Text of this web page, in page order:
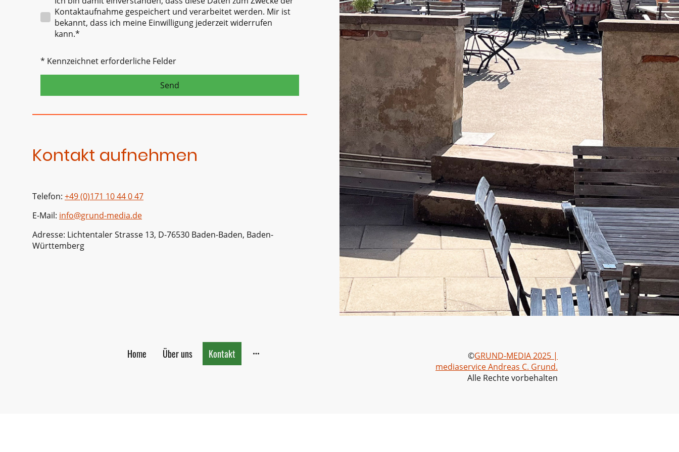
Kontaktaufnahme gespeichert und verarbeitet werden. Mir ist
bekannt, dass ich meine Einwilligung jederzeit widerrufen
kann.*
* Kennzeichnet erforderliche Felder
Send
Kontakt aufnehmen
Telefon: +49 (0)171 10 44 0 47
E-Mail: info@grund-media.de
Adresse: Lichtentaler Strasse 13, D-76530 Baden-Baden, Baden-
Württemberg
Home Über uns Kontakt ©GRUND-MEDIA 2025 |
mediaservice Andreas C. Grund.
Alle Rechte vorbehalten